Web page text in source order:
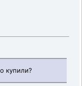
купили?